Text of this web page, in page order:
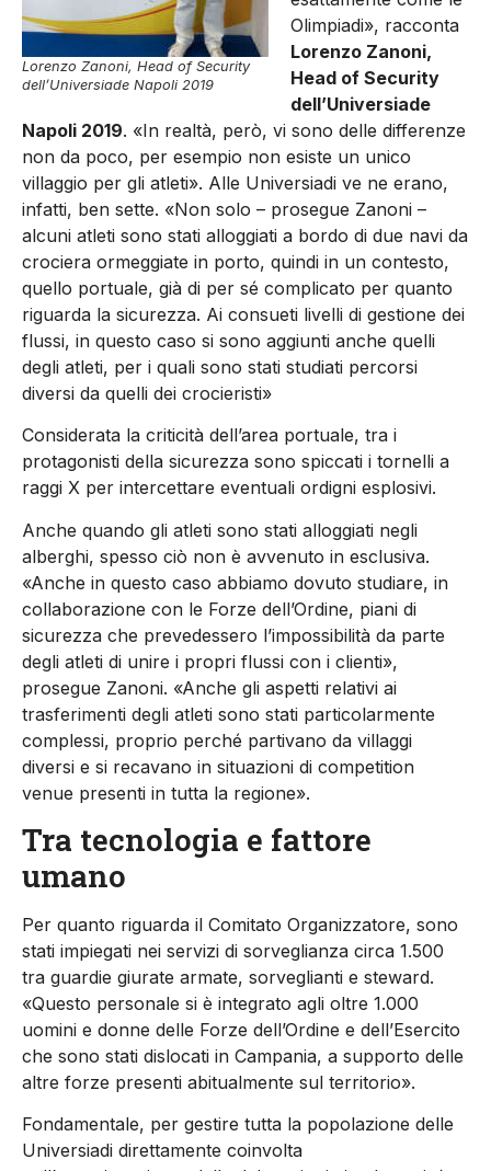
Lorenzo Zanoni, Head of Security
dell’Universiade Napoli 2019
Olimpiadi», racconta
Lorenzo Zanoni,
Head of Security
dell’Universiade
Napoli 2019. «In realtà, però, vi sono delle differenze
non da poco, per esempio non esiste un unico
villaggio per gli atleti». Alle Universiadi ve ne erano,
infatti, ben sette. «Non solo – prosegue Zanoni –
alcuni atleti sono stati alloggiati a bordo di due navi da
crociera ormeggiate in porto, quindi in un contesto,
quello portuale, già di per sé complicato per quanto
riguarda la sicurezza. Ai consueti livelli di gestione dei
flussi, in questo caso si sono aggiunti anche quelli
degli atleti, per i quali sono stati studiati percorsi
diversi da quelli dei crocieristi»
Considerata la criticità dell’area portuale, tra i
protagonisti della sicurezza sono spiccati i tornelli a
raggi X per intercettare eventuali ordigni esplosivi.
Anche quando gli atleti sono stati alloggiati negli
alberghi, spesso ciò non è avvenuto in esclusiva.
«Anche in questo caso abbiamo dovuto studiare, in
collaborazione con le Forze dell’Ordine, piani di
sicurezza che prevedessero l’impossibilità da parte
degli atleti di unire i propri flussi con i clienti»,
prosegue Zanoni. «Anche gli aspetti relativi ai
trasferimenti degli atleti sono stati particolarmente
complessi, proprio perché partivano da villaggi
diversi e si recavano in situazioni di competition
venue presenti in tutta la regione».
Tra tecnologia e fattore
umano
Per quanto riguarda il Comitato Organizzatore, sono
stati impiegati nei servizi di sorveglianza circa 1.500
tra guardie giurate armate, sorveglianti e steward.
«Questo personale si è integrato agli oltre 1.000
uomini e donne delle Forze dell’Ordine e dell’Esercito
che sono stati dislocati in Campania, a supporto delle
altre forze presenti abitualmente sul territorio».
Fondamentale, per gestire tutta la popolazione delle
Universiadi direttamente coinvolta